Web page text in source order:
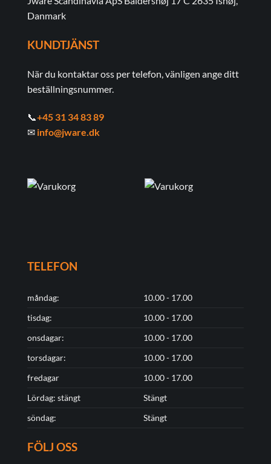
Danmark
KUNDTJÄNST
När du kontaktar oss per telefon, vänligen ange ditt
beställningsnummer.
📞+45 31 34 83 89
✉ info@jware.dk
TELEFON
måndag:
10.00 - 17.00
tisdag:
10.00 - 17.00
onsdagar:
10.00 - 17.00
torsdagar:
10.00 - 17.00
fredagar
10.00 - 17.00
Lördag: stängt
Stängt
söndag:
Stängt
FÖLJ OSS